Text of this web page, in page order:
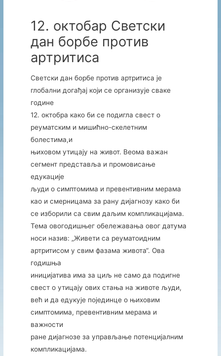
12. октобар Светски
дан борбе против
артритиса
Светски дан борбе против артритиса је
глобални догађај који се организује сваке
године
12. октобра како би се подигла свест о
реуматским и мишићно-скелетним
болестима,и
њиховом утицају на живот. Веома важан
сегмент представља и промовисање
едукације
људи о симптомима и превентивним мерама
као и смерницaма за рану дијагнозу како би
се изборили са свим даљим компликацијама.
Тема овогодишњег обележавања овог датума
носи назив: „Живети са реуматоидним
артритисом у свим фазама живота“. Ова
годишња
иницијатива има за циљ не само да подигне
свест о утицају ових стања на животе људи,
већ и да едукује појединце о њиховим
симптомима, превентивним мерама и
важности
ране дијагнозе за управљање потенцијалним
компликацијама.